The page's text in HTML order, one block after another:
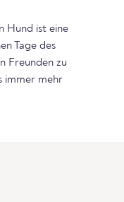
Hund ist eine
Tage des
Freunden zu
immer mehr